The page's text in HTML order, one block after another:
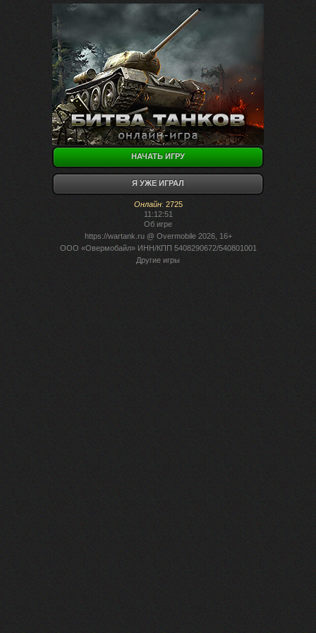
НАЧАТЬ ИГРУ
Я УЖЕ ИГРАЛ
Онлайн: 2725
11:12:51
Об игре
https://wartank.ru@ Overmobile 2026, 16+
ООО «Овермобайл» ИНН/КПП 5408290672/540801001
Другие игры